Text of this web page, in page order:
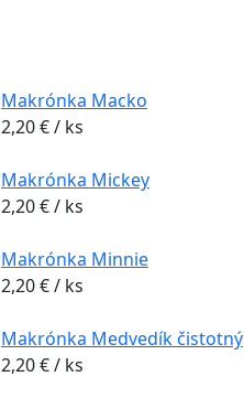
Makrónka Macko
2,20€/ ks
Makrónka Mickey
2,20€/ ks
Makrónka Minnie
2,20€/ ks
Makrónka Medvedík čistotný
2,20€/ ks